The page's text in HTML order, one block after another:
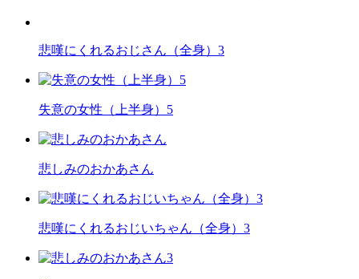
悲嘆にくれるおじさん（全身）3
失意の女性（上半身）5
悲しみのおかあさん
悲嘆にくれるおじいちゃん（全身）3